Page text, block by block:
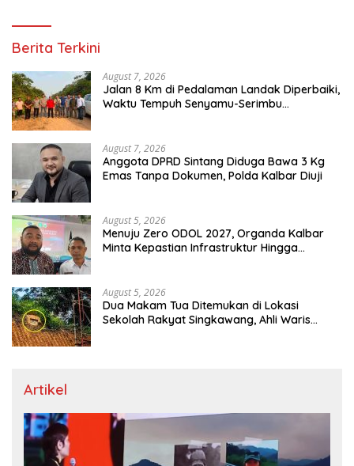
Berita Terkini
August 7, 2026
Jalan 8 Km di Pedalaman Landak Diperbaiki,
Waktu Tempuh Senyamu-Serimbu
August 7, 2026
Anggota DPRD Sintang Diduga Bawa 3 Kg
Emas Tanpa Dokumen, Polda Kalbar Diuji
August 5, 2026
Menuju Zero ODOL 2027, Organda Kalbar
Minta Kepastian Infrastruktur Hingga
August 5, 2026
Dua Makam Tua Ditemukan di Lokasi
Sekolah Rakyat Singkawang, Ahli Waris
Artikel